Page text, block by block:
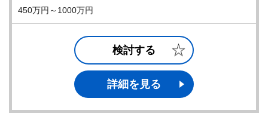
450万円～1000万円
検討する
詳細を見る